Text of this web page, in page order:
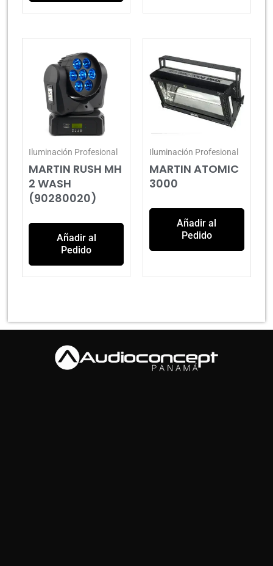
Iluminación Profesional
MARTIN RUSH MH
2 WASH
(90280020)
Añadir al
Pedido
Iluminación Profesional
MARTIN ATOMIC
3000
Añadir al
Pedido